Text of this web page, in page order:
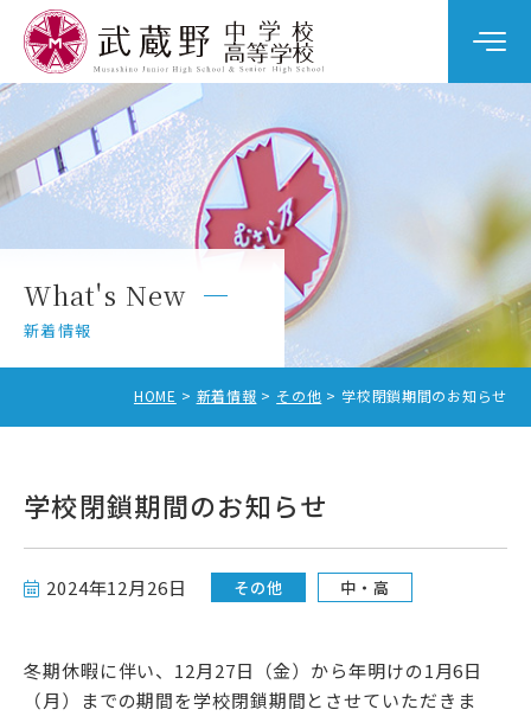
学校案内
教育の特色
学校生活
中学校入試
中学校受験をお考えの方へ
各種書式
What's New
新着情報
HOME 新着情報 その他 学校閉鎖期間のお知らせ
学校閉鎖期間のお知らせ
2024年12月26日 その他 中・高
冬期休暇に伴い、12月27日（金）から年明けの1月6日
（月）までの期間を学校閉鎖期間とさせていただきま